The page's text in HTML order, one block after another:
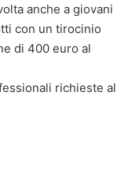
anche a giovani
con un tirocinio
di 400 euro al
richieste al